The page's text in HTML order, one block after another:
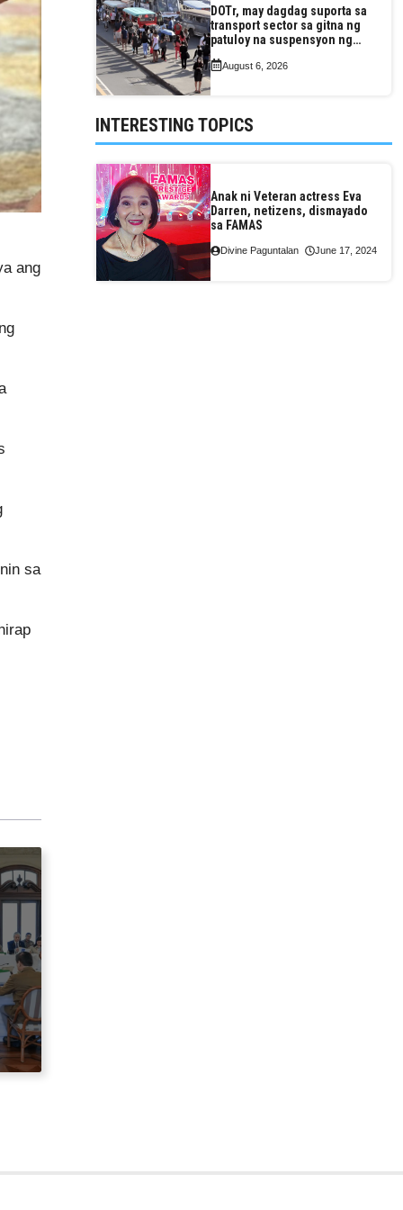
ang
sa
DOTr, may dagdag suporta sa
transport sector sa gitna ng
patuloy na suspensyon ng
August 6, 2026
INTERESTING TOPICS
Anak ni Veteran actress Eva
Darren, netizens, dismayado
sa FAMAS
Divine Paguntalan June 17, 2024